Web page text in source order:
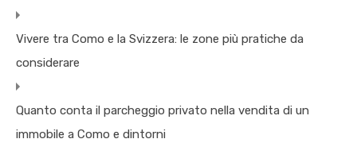
Vivere tra Como e la Svizzera: le zone più pratiche da
considerare
Quanto conta il parcheggio privato nella vendita di un
immobile a Como e dintorni